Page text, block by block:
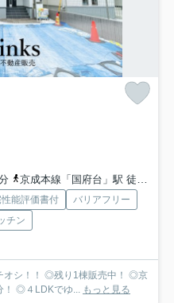
京成本線「国府台」駅 徒歩15分
能評価書付
バリアフリー
チン
オシ！！ ◎残り1棟販売中！ ◎京
！ ◎４LDKでゆ... もっと見る